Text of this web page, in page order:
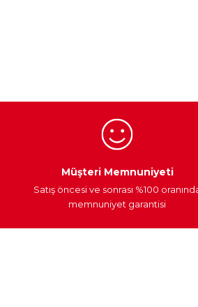
Egzoz Sistemi
Müşteri Memnuniyeti
Satış öncesi ve sonrası %100
memnuniyet garantisi